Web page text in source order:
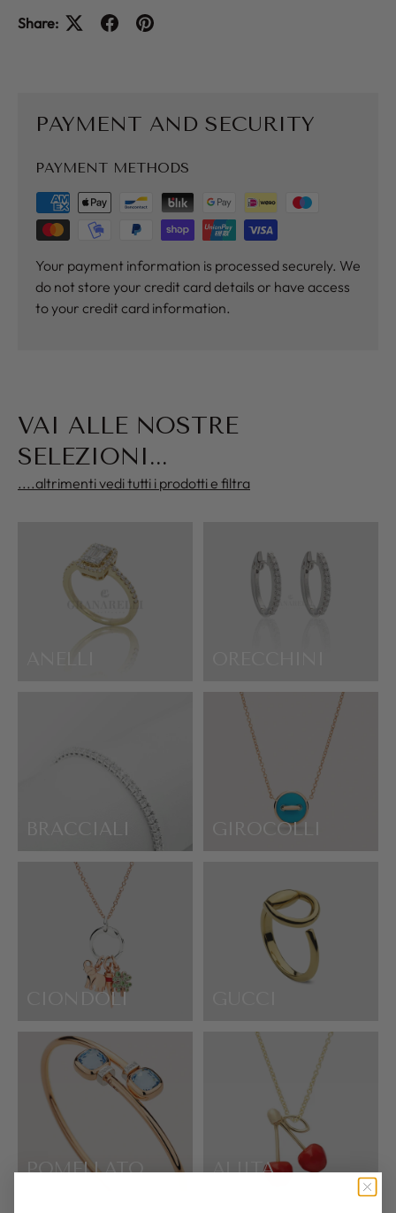
Share:
PAYMENT AND SECURITY
PAYMENT METHODS
Your payment information is processed securely. We
do not store your credit card details or have access
to your credit card information.
VAI ALLE NOSTRE
SELEZIONI...
....altrimenti vedi tutti i prodotti e filtra
ANELLI
BRACCIALI GIROCOLLI
CIONDOLI
POMELLATO ALIITA